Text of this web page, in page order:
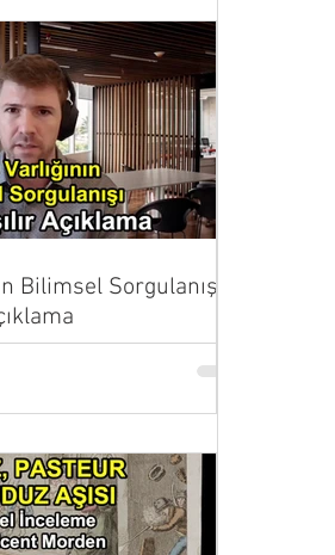
Bilimsel Sorgulanışı |